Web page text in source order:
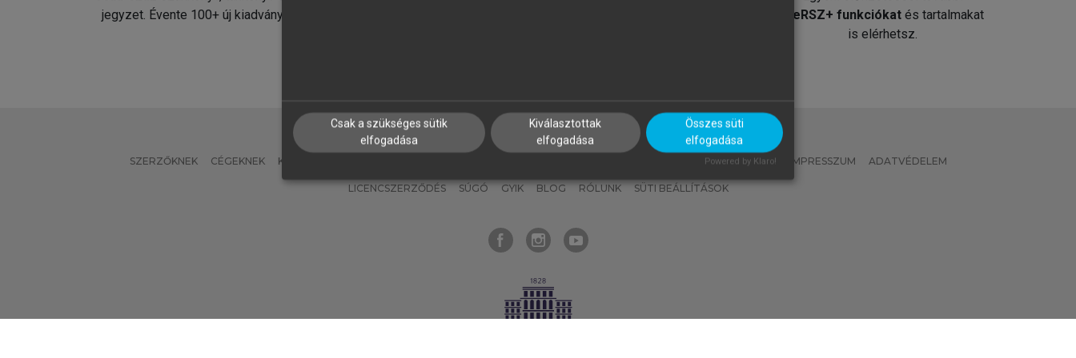
jegyzet. Évente 100+ új kiadvány.
MeRSZ+ funkciókat és tartalmakat
is elérhetsz.
SZERZŐKNEK CÉGEKNEK KÖNYVTÁROSOKNAK MI – ÁLTALÁNOS IRÁNYELVEK IMPRESSZUM ADATVÉDELEM
LICENCSZERZŐDÉS SÚGÓ GYIK BLOG RÓLUNK SÜTI BEÁLLÍTÁSOK
Csak a szükséges sütik
elfogadása
Kiválasztottak
elfogadása
Összes süti
elfogadása
Powered by Klaro!